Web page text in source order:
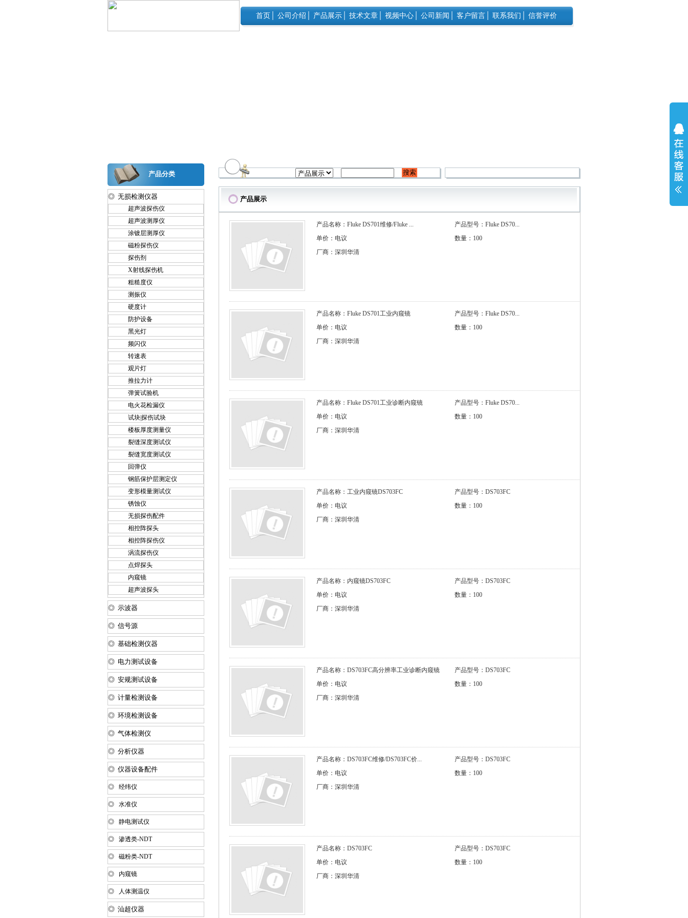
首页 公司介绍 产品展示 技术文章 视频中心 公司新闻 客户留言 联系我们 信誉评价
产品分类
◎ 无损检测仪器
超声波探伤仪
超声波测厚仪
涂镀层测厚仪
磁粉探伤仪
探伤剂
X射线探伤机
粗糙度仪
测振仪
硬度计
防护设备
黑光灯
频闪仪
转速表
观片灯
推拉力计
弹簧试验机
电火花检漏仪
试块|探伤试块
楼板厚度测量仪
裂缝深度测试仪
裂缝宽度测试仪
回弹仪
钢筋保护层测定仪
变形模量测试仪
锈蚀仪
无损探伤配件
相控阵探头
相控阵探伤仪
涡流探伤仪
点焊探头
内窥镜
超声波探头
◎ 示波器
◎ 信号源
◎ 基础检测仪器
◎ 电力测试设备
◎ 安规测试设备
◎ 计量检测设备
◎ 环境检测设备
◎ 气体检测仪
◎ 分析仪器
◎ 仪器设备配件
◎ 经纬仪
◎ 水准仪
◎ 静电测试仪
◎ 渗透类-NDT
◎ 磁粉类-NDT
◎ 内窥镜
◎ 人体测温仪
◎ 汕超仪器
产品展示
产品名称：Fluke DS701维修/Fluke ...
单价：电议
厂商：深圳华清
产品型号：Fluke DS70...
数量：100
产品名称：Fluke DS701工业内窥镜
单价：电议
厂商：深圳华清
产品型号：Fluke DS70...
数量：100
产品名称：Fluke DS701工业诊断内窥镜
单价：电议
厂商：深圳华清
产品型号：Fluke DS70...
数量：100
产品名称：工业内窥镜DS703FC
单价：电议
厂商：深圳华清
产品型号：DS703FC
数量：100
产品名称：内窥镜DS703FC
单价：电议
厂商：深圳华清
产品型号：DS703FC
数量：100
产品名称：DS703FC高分辨率工业诊断内窥镜
单价：电议
厂商：深圳华清
产品型号：DS703FC
数量：100
产品名称： DS703FC维修/DS703FC 价...
单价：电议
厂商：深圳华清
产品型号：DS703FC
数量：100
产品名称：DS703FC
单价：电议
厂商：深圳华清
产品型号：DS703FC
数量：100